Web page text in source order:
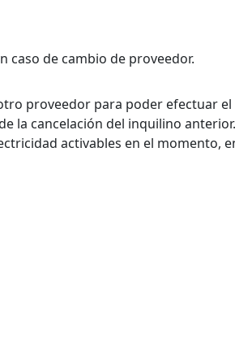
caso de cambio de proveedor.
proveedor para poder efectuar
la cancelación del inquilino
activables en el momento,